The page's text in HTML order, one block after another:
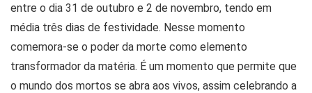
entre o dia 31 de outubro e 2 de novembro, tendo em
média três dias de festividade. Nesse momento
comemora-se o poder da morte como elemento
transformador da matéria. É um momento que permite que
o mundo dos mortos se abra aos vivos, assim celebrando a